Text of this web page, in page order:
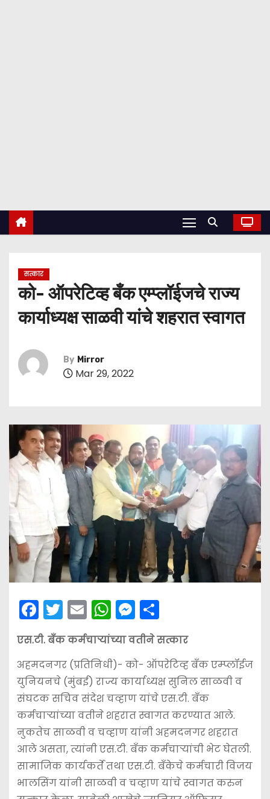
सत्कार
को- ऑपरेटिव्ह बँक एम्प्लॉईजचे राज्य
कार्याध्यक्ष साळवी यांचे शहरात स्वागत
By Mirror
Mar 29, 2022
F
a
c
e
b
o
o
k
T
w
itt
er
E
m
ai
l
W
h
a
ts
A
p
p
M
e
s
s
e
n
g
er
S
h
ar
e
एस.टी. बँक कर्मचार्‍यांच्या वतीने सत्कार
अहमदनगर (प्रतिनिधी)- को- ऑपरेटिव्ह बँक एम्प्लॉईज
युनियनचे (मुंबई) राज्य कार्याध्यक्ष सुनिल साळवी व
संघटक सचिव संदेश चव्हाण यांचे एस.टी. बँक
कर्मचार्‍यांच्या वतीने शहरात स्वागत करण्यात आले.
नुकतेच साळवी व चव्हाण यांनी अहमदनगर शहरात
आले असता, त्यांनी एस.टी. बँक कर्मचार्‍यांची भेट घेतली.
सामाजिक कार्यकर्ते तथा एस.टी. बँकेचे कर्मचारी विजय
भालसिंग यांनी साळवी व चव्हाण यांचे स्वागत करुन